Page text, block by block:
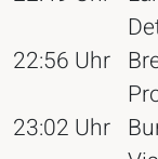
22:56 Uhr
23:02 Uhr